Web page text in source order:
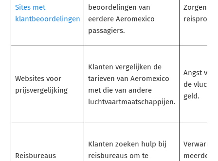
Sites met
klantbeoordelingen
beoordelingen van
eerdere Aeromexico
passagiers.
Zorgen
Websites voor
prijsvergelijking
Klanten vergelijken de
tarieven van Aeromexico
met die van andere
luchtvaartmaatschappijen.
Angst
de vlucht
geld.
Reisbureaus
Klanten zoeken hulp bij
reisbureaus om te
meerdere